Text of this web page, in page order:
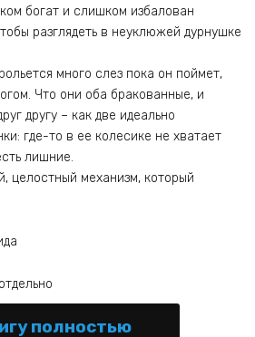
богат и слишком избалован
разглядеть в неуклюжей дурнушке
много слез пока он поймет,
Что они оба бракованные, и
другу – как две идеально
где-то в ее колесике не хватает
лишние.
целостный механизм, который
полностью